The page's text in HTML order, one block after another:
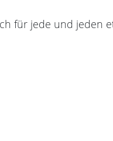
für jede und jeden